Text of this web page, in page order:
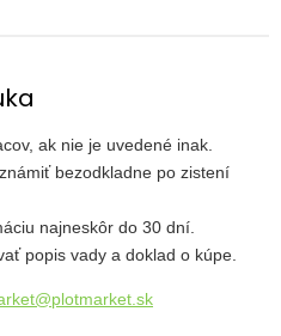
ak nie je uvedené inak.
bezodkladne po zistení
najneskôr do 30 dní.
popis vady a doklad o kúpe.